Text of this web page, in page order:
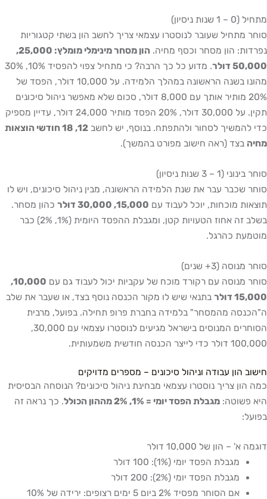
שעובר לנוסטרו עצמאי צריך לחשב הון בשתי קטגוריות
הון מסחר וכסף מחיה.
הון מסחר מינימלי מומלץ: 25,000,
. מדוע כל כך הרבה? כי מתחיל צפוי להפסיד 10%, 30%
מהונו בשנה הראשונה במהלך הלמידה. על 10,000 דולר, הפסד של
20% מותיר אותך עם 8,000 דולר, סכום שלא מאפשר ניהול סיכונים
תקין. על 30,000 דולר, 20% הפסד מותיר 24,000 דולר, עדיין מספיק
לסחור ולהתפתח. בנוסף, יש לחשב
12, 18 חודשי הוצאות
(ראה חישוב מפורט בהמשך).
שנות ניסיון)
עבר את שנת הלמידה הראשונה, מבין ניהול סיכונים, ויש לו
מוכחות, יוכל לעבוד עם15,000, 30,000 דולר
כהון מסחר.
בשלב זה אחוז הטעויות קטן, ומגבלת ההפסד היומית (1%, 2%) כבר
כהרגל.
(3+ שנים)
עם רקורד מוכח של עקביות יכול לעבוד גם עם
10,000,
בתנאי שיש לו מקור הכנסה נוסף בצד, או שעבר את שלב
מהמסחר" בלמידה בחברת פרופ תחילה. בפועל, מרבית
הסוחרים המנוסים בישראל מגיעים לנוסטרו עצמאי עם 30,000,
משמעותית.
עבודה וניהול סיכונים – מספרים מדויקים
צריך נוסטרו עצמאי מבחינת ניהול סיכונים? הנוסחה הבסיסית
מגבלת הפסד יומי = 1%, 2% מההון הכולל
. כך נראה זה
של 10,000 דולר
מגבלת הפסד יומי (1%): 100 דולר
מגבלת הפסד יומי (2%): 200 דולר
אם הסוחר מפסיד 2% ביום 5 ימים רצופים: ירידה של 10%